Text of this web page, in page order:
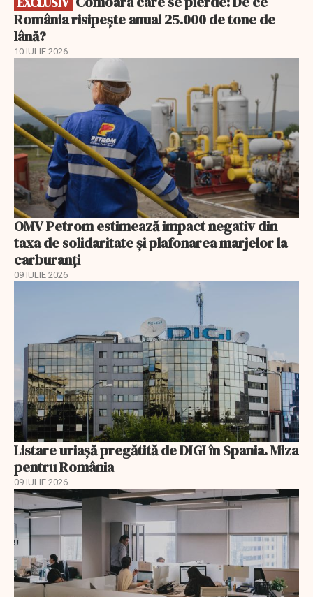
România risipește anual 25.000 de tone de
lână?
10 IULIE 2026
OMV Petrom estimează impact negativ din
taxa de solidaritate și plafonarea marjelor la
carburanți
09 IULIE 2026
Listare uriașă pregătită de DIGI în Spania. Miza
pentru România
09 IULIE 2026